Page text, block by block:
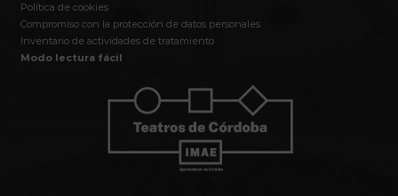
Política de cookies
Compromiso con la protección de datos personales
Inventario de actividades de tratamiento
Modo lectura fácil